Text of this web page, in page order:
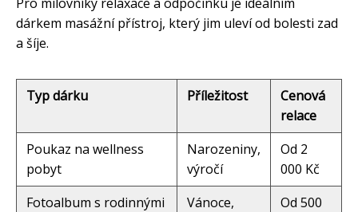
dárkem masážní přístroj, který jim uleví od bolesti zad
a šíje.
Typ dárku Příležitost
Cenová
relace
Poukaz na wellness
pobyt
Narozeniny,
výročí
Od 2
000 Kč
Fotoalbum s rodinnými
Vánoce,
Od 500